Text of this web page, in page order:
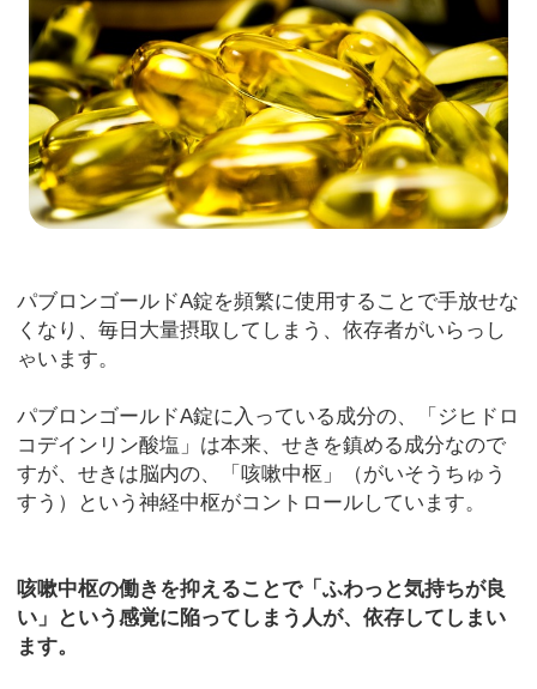
パブロンゴールドA錠を頻繁に使用することで手放せな
くなり、毎日大量摂取してしまう、依存者がいらっし
ゃいます。
パブロンゴールドA錠に入っている成分の、「ジヒドロ
コデインリン酸塩」は本来、せきを鎮める成分なので
すが、せきは脳内の、「咳嗽中枢」（がいそうちゅう
すう）という神経中枢がコントロールしています。
咳嗽中枢の働きを抑えることで「ふわっと気持ちが良
い」という感覚に陥ってしまう人が、依存してしまい
ます。